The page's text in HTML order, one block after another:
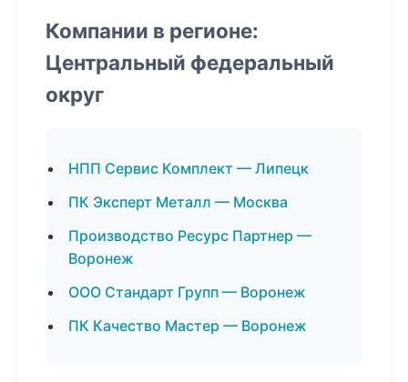
Компании в регионе:
Центральный федеральный
округ
НПП Сервис Комплект — Липецк
ПК Эксперт Металл — Москва
Производство Ресурс Партнер —
Воронеж
ООО Стандарт Групп — Воронеж
ПК Качество Мастер — Воронеж